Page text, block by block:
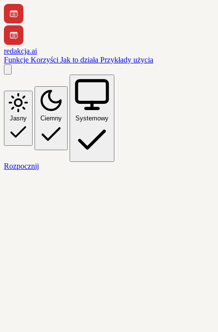
redakcja.ai
Funkcje Korzyści Jak to działa Przykłady użycia
Jasny Ciemny Systemowy
Rozpocznij